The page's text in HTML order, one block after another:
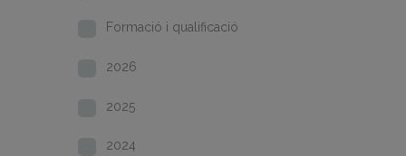
Formació i qualificació
2026
2025
2024